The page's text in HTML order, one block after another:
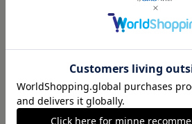
minneとものづくりと
ニュース
minneの本